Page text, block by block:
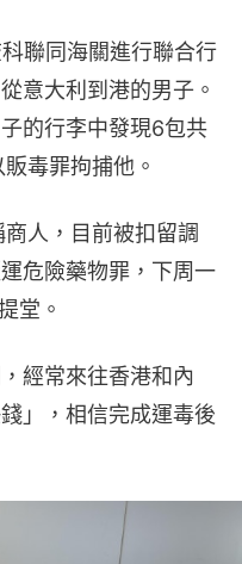
聯同海關進行聯合行
意大利到港的男子。
的行李中發現6包共
毒罪拘捕他。
人，目前被扣留調
危險藥物罪，下周一
堂。
經常來往香港和內
」，相信完成運毒後